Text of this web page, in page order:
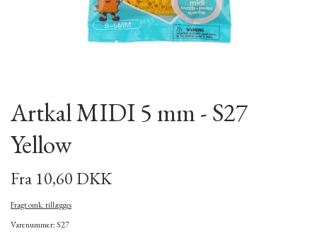
Artkal MIDI 5 mm - S27
Yellow
Fra 10,60 DKK
Fragt omk. tillægges
Varenummer: S27